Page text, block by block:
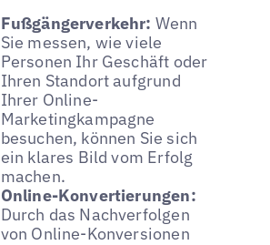
Fußgängerverkehr: Wenn
Sie messen, wie viele
Personen Ihr Geschäft oder
Ihren Standort aufgrund
Ihrer Online-
Marketingkampagne
besuchen, können Sie sich
ein klares Bild vom Erfolg
machen.
Online-Konvertierungen:
Durch das Nachverfolgen
von Online-Konversionen